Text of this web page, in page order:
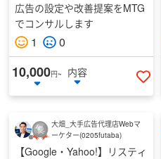
広告の設定や改善提案をMTG
でコンサルします
1 0
10,000円~
内容
い
大畑_大手広告代理店Webマ
ーケター(0205futaba)
【Google・Yahoo!】リスティ